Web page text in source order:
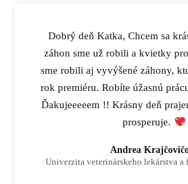
Dobrý deň Katka, Chcem sa
záhon sme už robili a kvietky
sme robili aj vyvýšené záhony,
rok premiéru. Robíte úžasnú
Ďakujeeeeem !! Krásny deň
prosperuje.
Andrea
Univerzita veterinárskeho lekárstva a